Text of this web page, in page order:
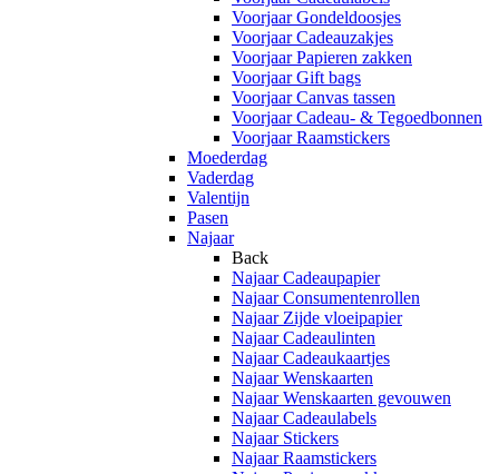
Voorjaar Gondeldoosjes
Voorjaar Cadeauzakjes
Voorjaar Papieren zakken
Voorjaar Gift bags
Voorjaar Canvas tassen
Voorjaar Cadeau- & Tegoedbonnen
Voorjaar Raamstickers
Moederdag
Vaderdag
Valentijn
Pasen
Najaar
Back
Najaar Cadeaupapier
Najaar Consumentenrollen
Najaar Zijde vloeipapier
Najaar Cadeaulinten
Najaar Cadeaukaartjes
Najaar Wenskaarten
Najaar Wenskaarten gevouwen
Najaar Cadeaulabels
Najaar Stickers
Najaar Raamstickers